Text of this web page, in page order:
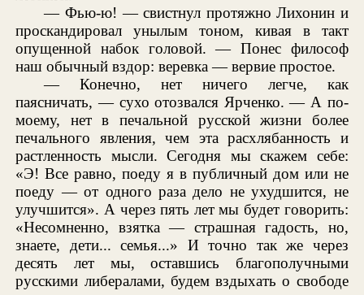
— Фью-ю! — свистнул протяжно Лихонин и
проскандировал унылым тоном, кивая в такт
опущенной набок головой. — Понес философ
наш обычный вздор: веревка — вервие простое.
— Конечно, нет ничего легче, как
паясничать, — сухо отозвался Ярченко. — А по-
моему, нет в печальной русской жизни более
печального явления, чем эта расхлябанность и
растленность мысли. Сегодня мы скажем себе:
«Э! Все равно, поеду я в публичный дом или не
поеду — от одного раза дело не ухудшится, не
улучшится». А через пять лет мы будет говорить:
«Несомненно, взятка — страшная гадость, но,
знаете, дети... семья...» И точно так же через
десять лет мы, оставшись благополучными
русскими либералами, будем вздыхать о свободе